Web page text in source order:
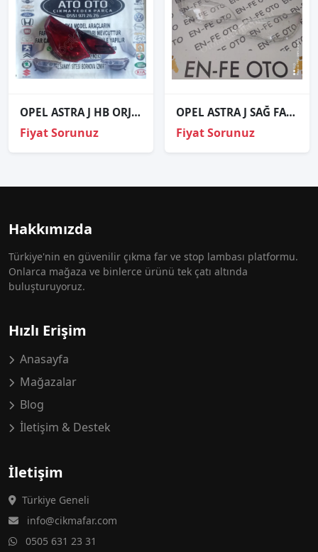
OPEL ASTRA J HB ORJİNAL CIKMA İÇ DIŞ STOP B
Fiyat Sorunuz
OPEL ASTRA J SAĞ FAR CAMI SIFIR 2009 2010 2011 2012 2013 2014 2015 2016 2017 2018 2019 2020
Fiyat Sorunuz
Hakkımızda
Türkiye'nin en güvenilir çıkma far ve stop lambası platformu.
Onlarca mağaza ve binlerce ürünü tek çatı altında
buluşturuyoruz.
Hızlı Erişim
Anasayfa
Mağazalar
Blog
İletişim & Destek
İletişim
Türkiye Geneli
info@cikmafar.com
0505 631 23 31